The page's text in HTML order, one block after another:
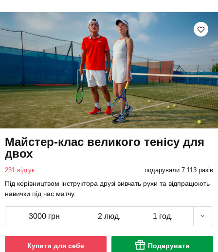
Майстер-клас великого тенісу для
двох
231 відгук подарували 7 113 разів
Під керівництвом інструктора друзі вивчать рухи та відпрацюють
навички під час матчу.
3000 грн 2 люд. 1 год.
Купити для себе Подарувати